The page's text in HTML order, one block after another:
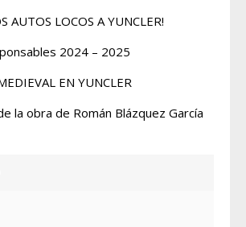
AUTOS LOCOS A YUNCLER!
2024 – 2025
EN YUNCLER
la obra de Román Blázquez García